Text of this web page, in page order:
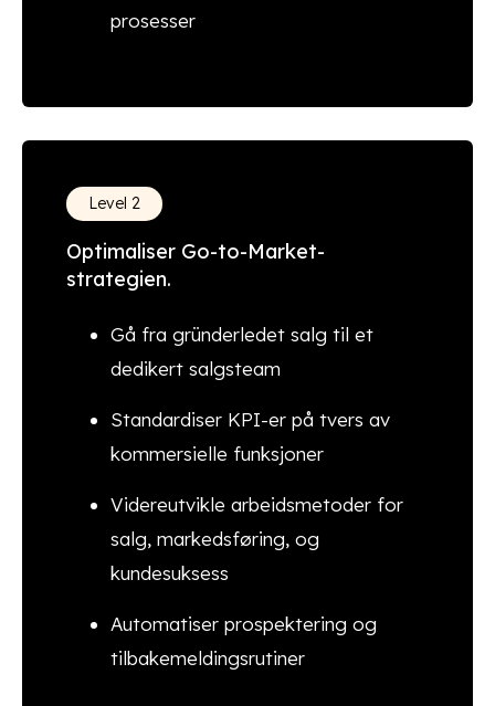
prosesser
Level 2
Optimaliser Go-to-Market-
strategien.
Gå fra gründerledet salg til et
dedikert salgsteam
Standardiser KPI-er på tvers av
kommersielle funksjoner
Videreutvikle arbeidsmetoder for
salg, markedsføring, og
kundesuksess
Automatiser prospektering og
tilbakemeldingsrutiner